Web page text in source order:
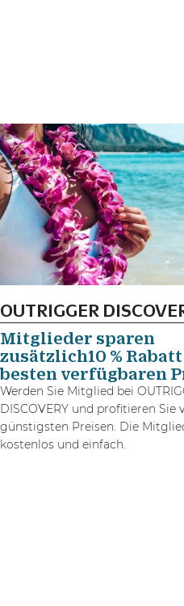
OUTRIGGER
Mitglieder sparen
zusätzlich10 %
besten verfügbaren
Werden Sie Mitglied bei
DISCOVERY und profitieren Sie
günstigsten Preisen. Die
kostenlos und einfach.